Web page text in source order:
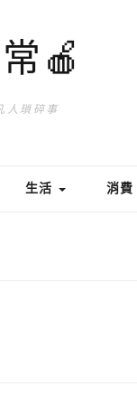
🍎
人瑣碎事
生活 消費